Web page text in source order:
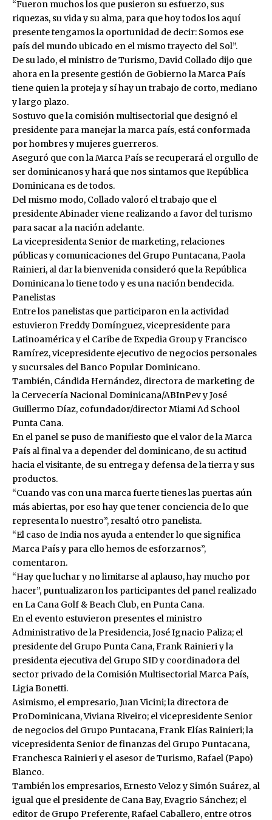
“Fueron muchos los que pusieron su esfuerzo, sus
riquezas, su vida y su alma, para que hoy todos los aquí
presente tengamos la oportunidad de decir: Somos ese
país del mundo ubicado en el mismo trayecto del Sol”.
De su lado, el ministro de Turismo, David Collado dijo que
ahora en la presente gestión de Gobierno la Marca País
tiene quien la proteja y sí hay un trabajo de corto, mediano
y largo plazo.
Sostuvo que la comisión multisectorial que designó el
presidente para manejar la marca país, está conformada
por hombres y mujeres guerreros.
Aseguró que con la Marca País se recuperará el orgullo de
ser dominicanos y hará que nos sintamos que República
Dominicana es de todos.
Del mismo modo, Collado valoró el trabajo que el
presidente Abinader viene realizando a favor del turismo
para sacar a la nación adelante.
La vicepresidenta Senior de marketing, relaciones
públicas y comunicaciones del Grupo Puntacana, Paola
Rainieri, al dar la bienvenida consideró que la República
Dominicana lo tiene todo y es una nación bendecida.
Panelistas
Entre los panelistas que participaron en la actividad
estuvieron Freddy Domínguez, vicepresidente para
Latinoamérica y el Caribe de Expedia Group y Francisco
Ramírez, vicepresidente ejecutivo de negocios personales
y sucursales del Banco Popular Dominicano.
También, Cándida Hernández, directora de marketing de
la Cervecería Nacional Dominicana/ABInPev y José
Guillermo Díaz, cofundador/director Miami Ad School
Punta Cana.
En el panel se puso de manifiesto que el valor de la Marca
País al final va a depender del dominicano, de su actitud
hacia el visitante, de su entrega y defensa de la tierra y sus
productos.
“Cuando vas con una marca fuerte tienes las puertas aún
más abiertas, por eso hay que tener conciencia de lo que
representa lo nuestro”, resaltó otro panelista.
“El caso de India nos ayuda a entender lo que significa
Marca País y para ello hemos de esforzarnos”,
comentaron.
“Hay que luchar y no limitarse al aplauso, hay mucho por
hacer”, puntualizaron los participantes del panel realizado
en La Cana Golf & Beach Club, en Punta Cana.
En el evento estuvieron presentes el ministro
Administrativo de la Presidencia, José Ignacio Paliza; el
presidente del Grupo Punta Cana, Frank Rainieri y la
presidenta ejecutiva del Grupo SID y coordinadora del
sector privado de la Comisión Multisectorial Marca País,
Ligia Bonetti.
Asimismo, el empresario, Juan Vicini; la directora de
ProDominicana, Viviana Riveiro; el vicepresidente Senior
de negocios del Grupo Puntacana, Frank Elías Rainieri; la
vicepresidenta Senior de finanzas del Grupo Puntacana,
Franchesca Rainieri y el asesor de Turismo, Rafael (Papo)
Blanco.
También los empresarios, Ernesto Veloz y Simón Suárez, al
igual que el presidente de Cana Bay, Evagrio Sánchez; el
editor de Grupo Preferente, Rafael Caballero, entre otros